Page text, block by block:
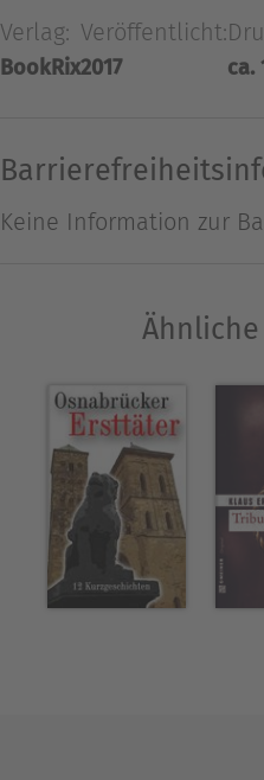
Verlag:
BookRix
Veröffentlicht:
2017 ca.
Keine Information zur